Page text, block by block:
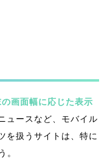
画面幅に応じた表示
ュースなど、モバイル
を扱うサイトは、特に
。